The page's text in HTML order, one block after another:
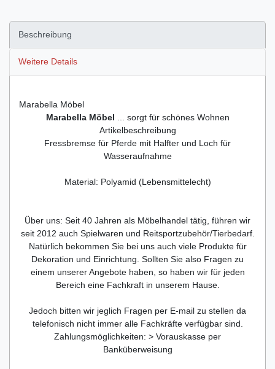
Beschreibung
Weitere Details
Marabella Möbel
Marabella Möbel ... sorgt für schönes Wohnen
Artikelbeschreibung
Fressbremse für Pferde mit Halfter und Loch für
Wasseraufnahme
Material: Polyamid (Lebensmittelecht)
Über uns: Seit 40 Jahren als Möbelhandel tätig, führen wir
seit 2012 auch Spielwaren und Reitsportzubehör/Tierbedarf.
Natürlich bekommen Sie bei uns auch viele Produkte für
Dekoration und Einrichtung. Sollten Sie also Fragen zu
einem unserer Angebote haben, so haben wir für jeden
Bereich eine Fachkraft in unserem Hause.
Jedoch bitten wir jeglich Fragen per E-mail zu stellen da
telefonisch nicht immer alle Fachkräfte verfügbar sind.
Zahlungsmöglichkeiten: > Vorauskasse per
Banküberweisung